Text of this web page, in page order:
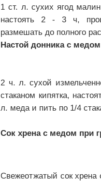
1 ст. л. сухих ягод
настоять 2 - 3 ч,
размешать до полного
Настой донника с
2 ч. л. сухой
стаканом кипятка,
л. меда и пить по 1/4
Сок хрена с медом при
Свежеотжатый сок